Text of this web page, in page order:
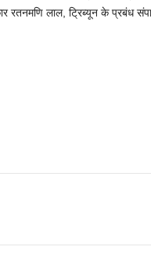
रतनमणि लाल, ट्रिब्यून के प्रबंध